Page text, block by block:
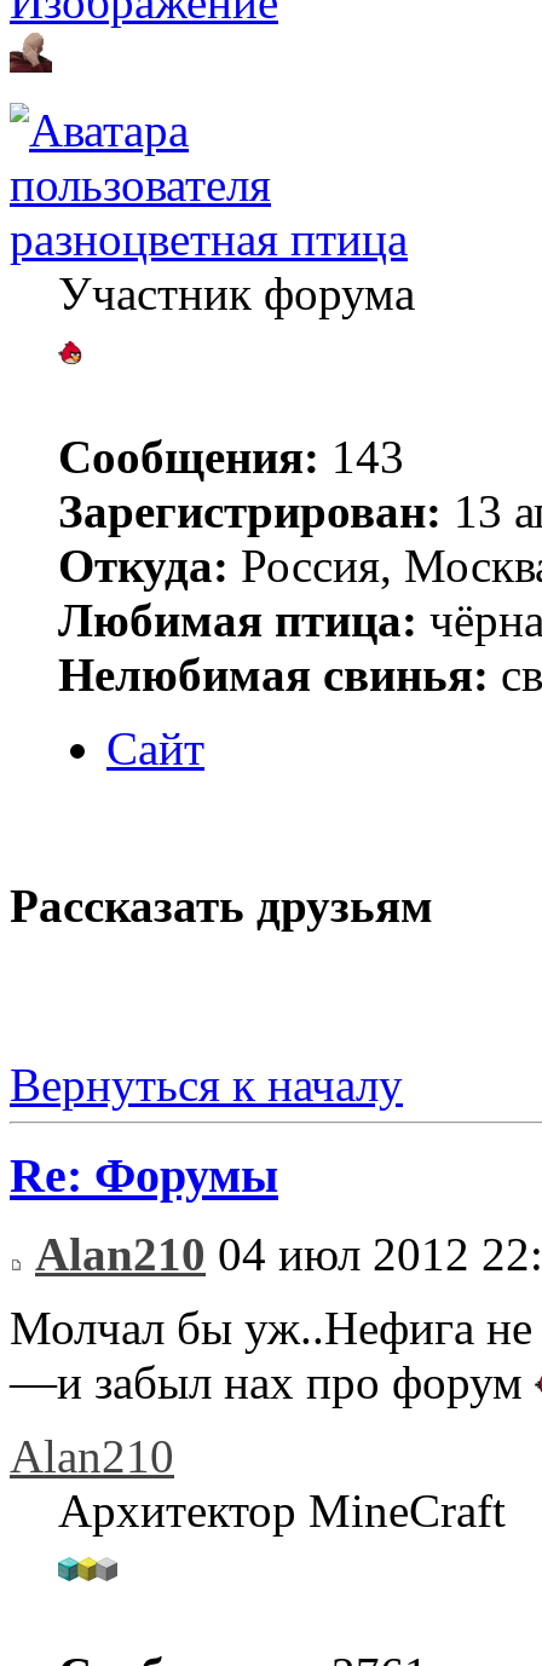
разноцветная птица
Участник форума
Сообщения: 143
Зарегистрирован: 13
Откуда: Россия,
Любимая птица:
Нелюбимая свинья:
Сайт
Рассказать друзьям
Вернуться к началу
Re: Форумы
Alan210 04 июл 2012
Молчал бы уж..Нефига не
—и забыл нах про форум
Alan210
Архитектор MineCraft